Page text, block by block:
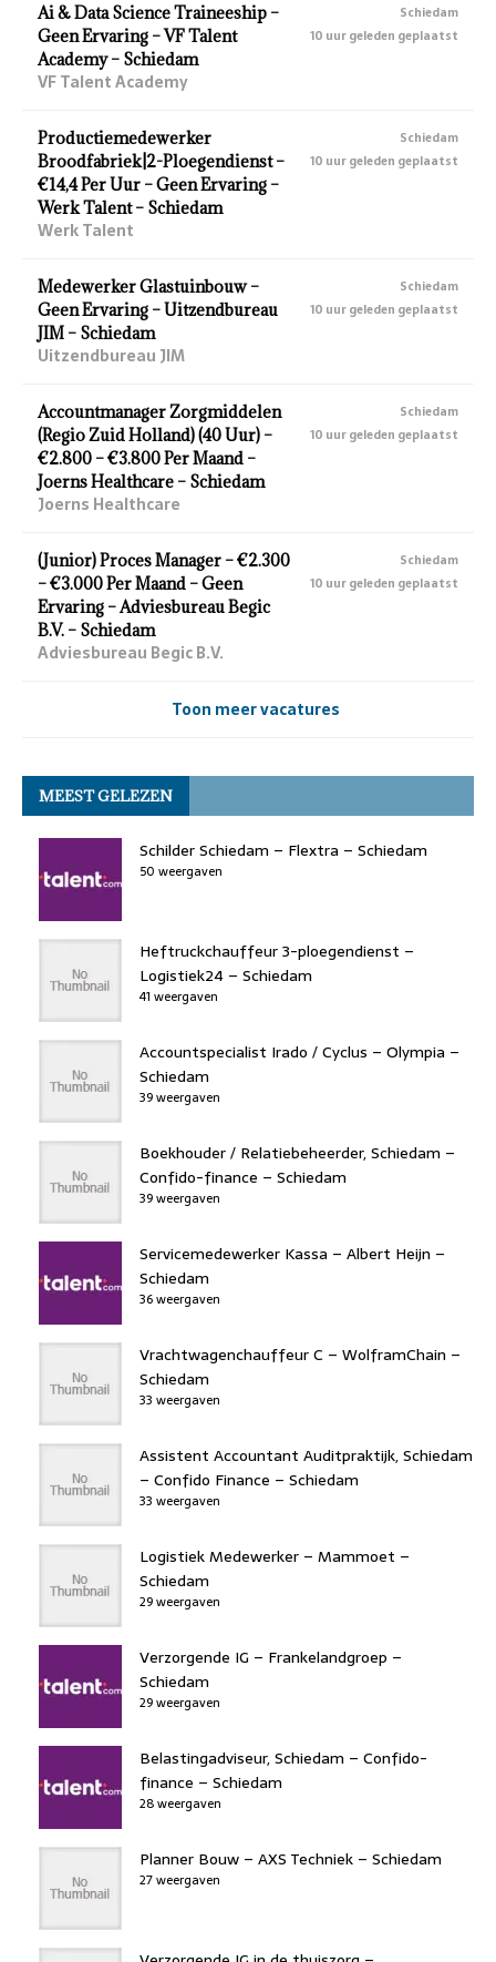
Ai & Data Science Traineeship –
Geen Ervaring – VF Talent
Academy – Schiedam
VF Talent Academy
Schiedam
10 uur geleden geplaatst
Productiemedewerker
Broodfabriek|2-Ploegendienst –
€14,4 Per Uur – Geen Ervaring –
Werk Talent – Schiedam
Werk Talent
Schiedam
10 uur geleden geplaatst
Medewerker Glastuinbouw –
Geen Ervaring – Uitzendbureau
JIM – Schiedam
Uitzendbureau JIM
Schiedam
10 uur geleden geplaatst
Accountmanager Zorgmiddelen
(Regio Zuid Holland) (40 Uur) –
€2.800 – €3.800 Per Maand –
Joerns Healthcare – Schiedam
Joerns Healthcare
Schiedam
10 uur geleden geplaatst
(Junior) Proces Manager – €2.300
– €3.000 Per Maand – Geen
Ervaring – Adviesbureau Begic
B.V. – Schiedam
Adviesbureau Begic B.V.
Schiedam
10 uur geleden geplaatst
Toon meer vacatures
MEEST GELEZEN
Schilder Schiedam – Flextra – Schiedam
50 weergaven
Heftruckchauffeur 3-ploegendienst –
Logistiek24 – Schiedam
41 weergaven
Accountspecialist Irado / Cyclus – Olympia –
Schiedam
39 weergaven
Boekhouder / Relatiebeheerder, Schiedam –
Confido-finance – Schiedam
39 weergaven
Servicemedewerker Kassa – Albert Heijn –
Schiedam
36 weergaven
Vrachtwagenchauffeur C – WolframChain –
Schiedam
33 weergaven
Assistent Accountant Auditpraktijk, Schiedam
– Confido Finance – Schiedam
33 weergaven
Logistiek Medewerker – Mammoet –
Schiedam
29 weergaven
Verzorgende IG – Frankelandgroep –
Schiedam
29 weergaven
Belastingadviseur, Schiedam – Confido-
finance – Schiedam
28 weergaven
Planner Bouw – AXS Techniek – Schiedam
27 weergaven